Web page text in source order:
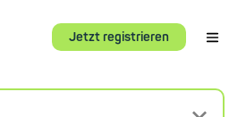
Jetzt registrieren